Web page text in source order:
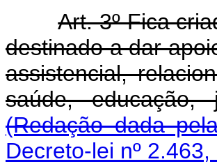
Art. 3º Fica
destinado a dar
assistencial,
saúde,
(Redação dada
Decreto-lei nº